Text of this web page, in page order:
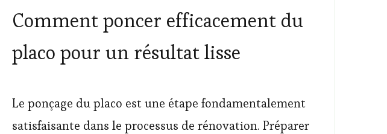
Comment poncer efficacement du
placo pour un résultat lisse
Le ponçage du placo est une étape fondamentalement
satisfaisante dans le processus de rénovation. Préparer